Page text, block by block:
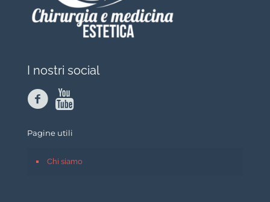
I nostri social
Pagine utili
Chi siamo